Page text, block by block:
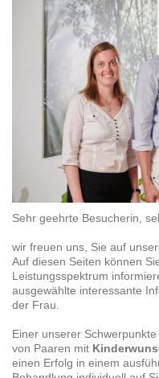
Sehr geehrte Besucherin,
wir freuen uns, Sie auf
Auf diesen Seiten können
Leistungsspektrum
ausgewählte interessante
der Frau.
Einer unserer
von Paaren mit
einen Erfolg in einem